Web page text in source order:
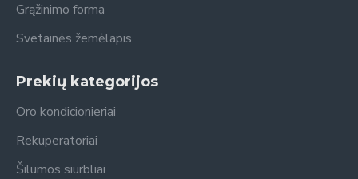
Grąžinimo forma
Svetainės žemėlapis
Prekių kategorijos
Oro kondicionieriai
Rekuperatoriai
Šilumos siurbliai